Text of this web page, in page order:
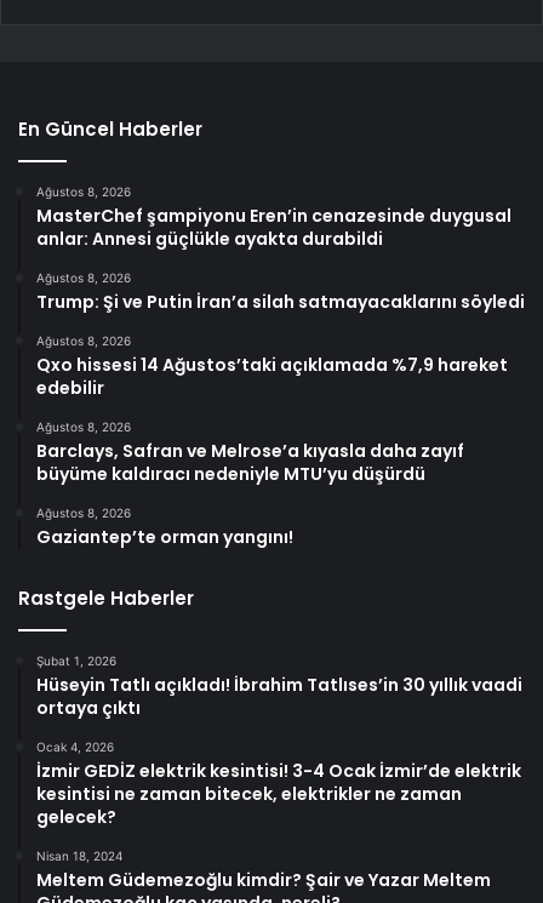
En Güncel Haberler
Ağustos 8, 2026
MasterChef şampiyonu Eren’in cenazesinde duygusal
anlar: Annesi güçlükle ayakta durabildi
Ağustos 8, 2026
Trump: Şi ve Putin İran’a silah satmayacaklarını söyledi
Ağustos 8, 2026
Qxo hissesi 14 Ağustos’taki açıklamada %7,9 hareket
edebilir
Ağustos 8, 2026
Barclays, Safran ve Melrose’a kıyasla daha zayıf
büyüme kaldıracı nedeniyle MTU’yu düşürdü
Ağustos 8, 2026
Gaziantep’te orman yangını!
Rastgele Haberler
Şubat 1, 2026
Hüseyin Tatlı açıkladı! İbrahim Tatlıses’in 30 yıllık vaadi
ortaya çıktı
Ocak 4, 2026
İzmir GEDİZ elektrik kesintisi! 3-4 Ocak İzmir’de elektrik
kesintisi ne zaman bitecek, elektrikler ne zaman
gelecek?
Nisan 18, 2024
Meltem Güdemezoğlu kimdir? Şair ve Yazar Meltem